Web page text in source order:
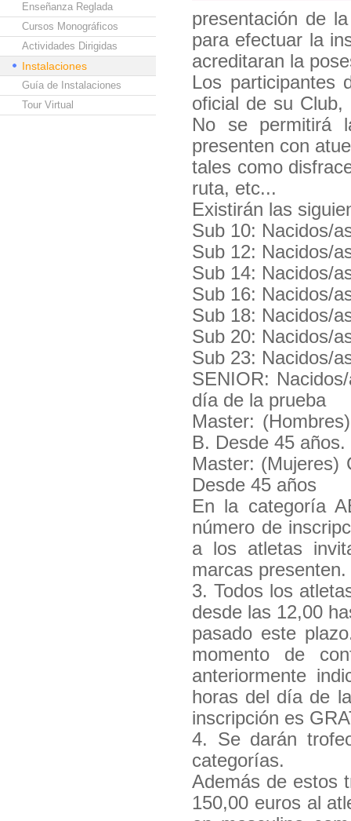
Enseñanza Reglada
Cursos Monográficos
Actividades Dirigidas
Instalaciones
Guía de Instalaciones
Tour Virtual
presentación de
para efectuar la
acreditaran la
Los participantes
oficial de su Club,
No se permitirá
presenten con
tales como
ruta, etc...
Existirán las
Sub 10: Nacidos/
Sub 12: Nacidos/
Sub 14: Nacidos/
Sub 16: Nacidos/
Sub 18: Nacidos/
Sub 20: Nacidos/
Sub 23: Nacidos/
SENIOR:
día de la prueba
Master:
B. Desde 45 años.
Master: (Mujeres)
Desde 45 años
En la categoría
número de
a los atletas
marcas presenten.
3. Todos los
desde las 12,00
pasado este
momento de
anteriormente
horas del día de
inscripción es
4. Se darán
categorías.
Además de estos
150,00 euros al